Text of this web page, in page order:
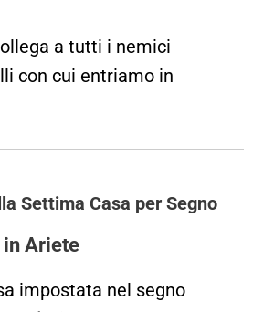
a tutti i nemici
con cui entriamo in
Settima Casa per Segno
in Ariete
impostata nel segno